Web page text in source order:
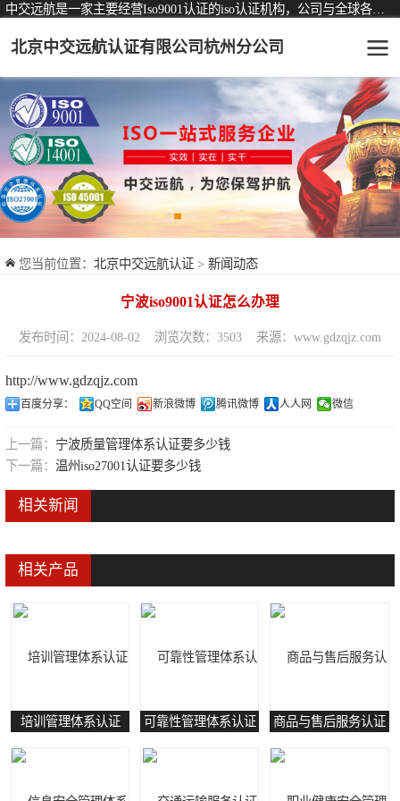
北京中交远航认证有限公司杭州分公司
您当前位置： 北京中交远航认证 > 新闻动态
宁波iso9001认证怎么办理
发布时间：2024-08-02 浏览次数：3503 来源：www.gdzqjz.com
http://www.gdzqjz.com
百度分享： QQ空间 新浪微博 腾讯微博 人人网 微信
上一篇： 宁波质量管理体系认证要多少钱
下一篇： 温州iso27001认证要多少钱
相关新闻
相关产品
培训管理体系认证 可靠性管理体系认证 商品与售后服务认证
认证服务 可从事认证业务一览表
ISO9001质量管理体系认证
ISO14001环境管理体系认证
ISO45001职业健康安全管理体系认证
交通运输服务认证
ISO27001信息安全管理体系认证
培训管理体系认证